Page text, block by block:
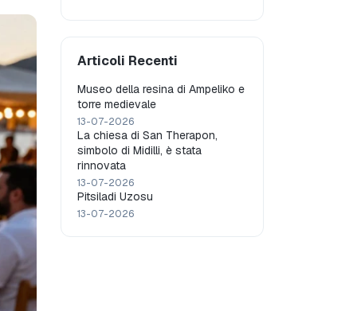
Articoli Recenti
Museo della resina di Ampeliko e
torre medievale
13-07-2026
La chiesa di San Therapon,
simbolo di Midilli, è stata
rinnovata
13-07-2026
Pitsiladi Uzosu
13-07-2026